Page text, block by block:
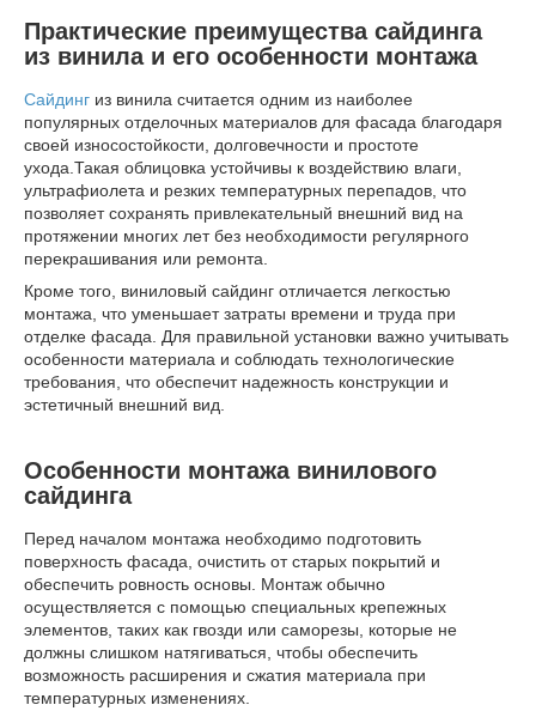
Практические преимущества сайдинга
из винила и его особенности монтажа
Сайдинг из винила считается одним из наиболее
популярных отделочных материалов для фасада благодаря
своей износостойкости, долговечности и простоте
ухода.Такая облицовка устойчивы к воздействию влаги,
ультрафиолета и резких температурных перепадов, что
позволяет сохранять привлекательный внешний вид на
протяжении многих лет без необходимости регулярного
перекрашивания или ремонта.
Кроме того, виниловый сайдинг отличается легкостью
монтажа, что уменьшает затраты времени и труда при
отделке фасада. Для правильной установки важно учитывать
особенности материала и соблюдать технологические
требования, что обеспечит надежность конструкции и
эстетичный внешний вид.
Особенности монтажа винилового
сайдинга
Перед началом монтажа необходимо подготовить
поверхность фасада, очистить от старых покрытий и
обеспечить ровность основы. Монтаж обычно
осуществляется с помощью специальных крепежных
элементов, таких как гвозди или саморезы, которые не
должны слишком натягиваться, чтобы обеспечить
возможность расширения и сжатия материала при
температурных изменениях.